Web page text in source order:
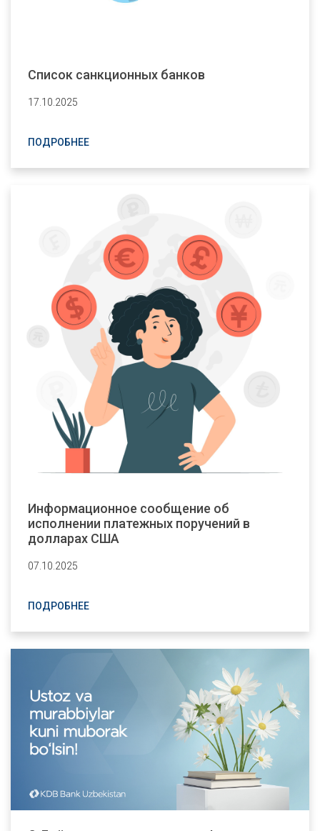
Cписок санкционных банков
17.10.2025
ПОДРОБНЕЕ
Информационное сообщение об
исполнении платежных поручений в
долларах США
07.10.2025
ПОДРОБНЕЕ